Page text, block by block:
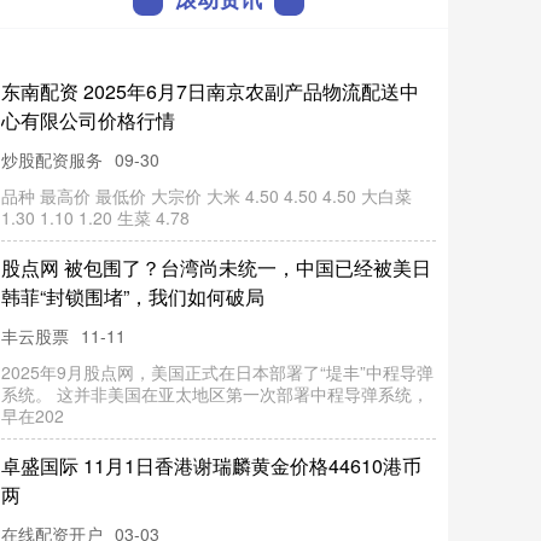
股配资服务
09-30
品
种
最
高
价
最
低
价
大
宗
价
大
米
4
.5
0
4
.5
0
4
.5
0
大
白
菜
1
.3
0
1
.1
0
1
.2
0
生
菜
4
.7
8
封
，
云股票
11-11
2
0
2
5
年
9
月
股
点
网
，
美
国
正
式
在
日
本
部
署
了
“堤
丰
”中
程
导
弹
系
统
。
这
并
非
美
国
在
亚
太
地
区
第
一
次
部
署
中
程
导
弹
系
统
，
早
在
2
0
2
线配资开户